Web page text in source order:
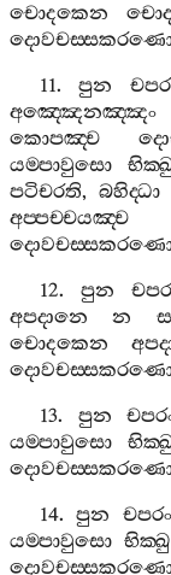
චොදකෙන
11.පුන
අඤ‍්ඤෙනඤ‍්ඤං
කොපඤ‍්ච
යම‍්පාවුසො
පටිචරති,බහිද‍්ධා
අප‍්පච‍්චයඤ‍්ච
12. පුන
අපදානෙ
න
චොදකෙන
13. පුන
යම‍්පාවුසො
14.පුන චපරං
යම‍්පාවුසො භික‍්ඛු